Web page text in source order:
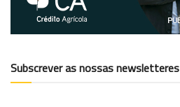
Subscrever as nossas newsletteres